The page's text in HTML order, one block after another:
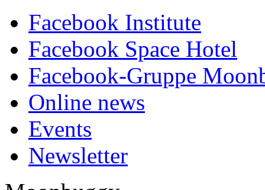
Facebook Institute
Facebook Space Hotel
Facebook-Gruppe
Online news
Events
Newsletter